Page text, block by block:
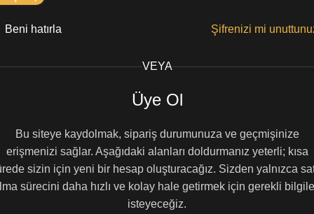
Şifrenizi mi
Beni hatırla
VEYA
Üye Ol
Bu siteye kaydolmak, sipariş durumunuza ve geçmişinize
erişmenizi sağlar. Aşağıdaki alanları doldurmanız yeterli; kısa
sizin için yeni bir hesap oluşturacağız. Sizden yalnızca
sürecini daha hızlı ve kolay hale getirmek için gerekli
isteyeceğiz.